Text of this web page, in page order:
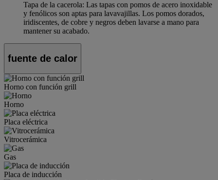
Tapa de la cacerola: Las tapas con pomos de acero inoxidable
y fenólicos son aptas para lavavajillas. Los pomos dorados,
iridiscentes, de cobre y negros deben lavarse a mano para
mantener su acabado.
fuente de calor
Horno con función grill
Horno
Placa eléctrica
Vitrocerámica
Gas
Placa de inducción